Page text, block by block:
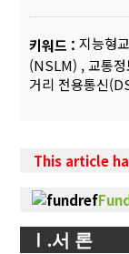
키워드 :지능형
(NSLM) ,교통
거리 전용통신
This article
Ⅰ.서 론